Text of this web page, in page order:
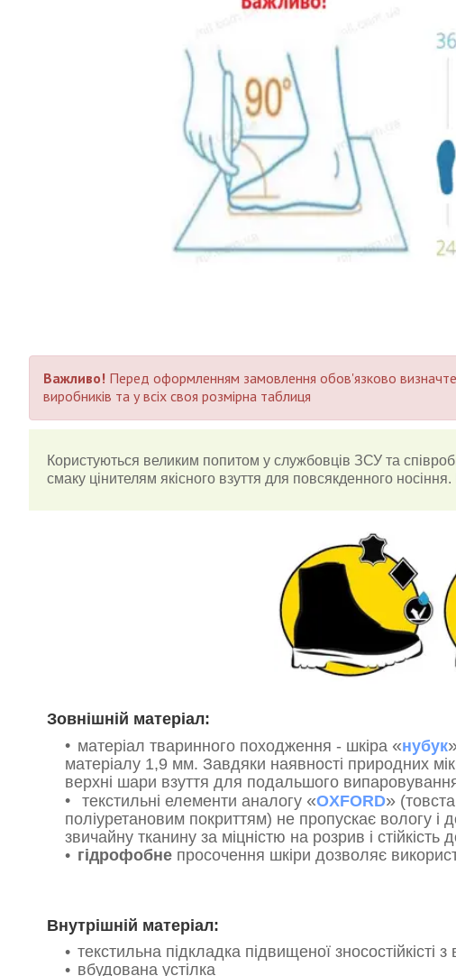
Важливо! Перед оформленням замовлення обов'язково визначте
виробників та у всіх своя розмірна таблиця
Користуються великим попитом у службовців ЗСУ та
смаку цінителям якісного взуття для повсякденного
Зовнішній матеріал:
матеріал тваринного походження - шкіра «нубук
матеріалу 1,9 мм. Завдяки наявності природних
верхні шари взуття для подальшого
текстильні елементи аналогу «OXFORD»
поліуретановим покриттям) не пропускає вологу
звичайну тканину за міцністю на розрив і
гідрофобне просочення шкіри дозволяє
Внутрішній матеріал:
текстильна підкладка підвищеної
вбудована устілка